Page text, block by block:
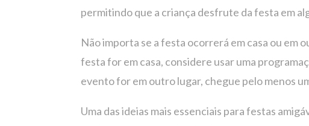
permitindo que a criança desfrute da festa em
Não importa se a festa ocorrerá em casa ou em
festa for em casa, considere usar uma
evento for em outro lugar, chegue pelo menos
Uma das ideias mais essenciais para festas